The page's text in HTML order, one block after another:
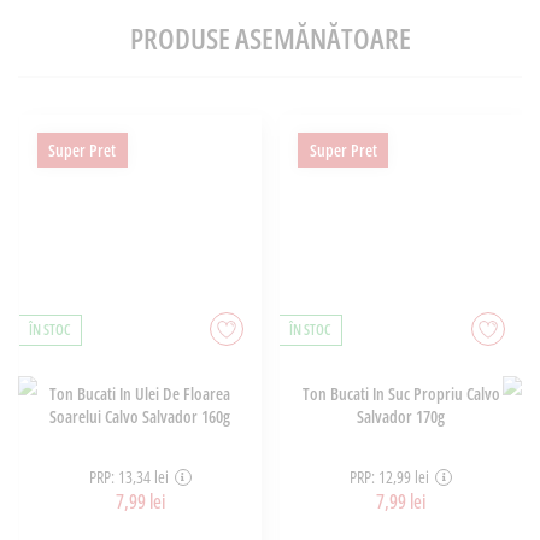
PRODUSE ASEMĂNĂTOARE
Super Pret
ÎN STOC
Ton Bucati In Ulei De Floarea
Soarelui Calvo Salvador 160g
PRP: 13,34 lei
7,99 lei
Super Pret
ÎN STOC
Ton Bucati In Suc Propriu Calvo
Salvador 170g
PRP: 12,99 lei
7,99 lei